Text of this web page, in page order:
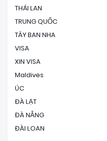
THÁI LAN
TRUNG QUỐC
TÂY BAN NHA
VISA
XIN VISA
Maldives
ÚC
ĐÀ LẠT
ĐÀ NẴNG
ĐÀI LOAN